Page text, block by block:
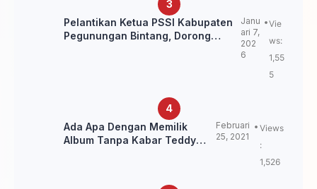
Pelantikan Ketua PSSI Kabupaten
Pegunungan Bintang, Dorong
Janu
ari 7,
202
6
Vie
ws:
1,55
5
Ada Apa Dengan Memilik
Album Tanpa Kabar Teddy
Februari
25, 2021
Views
:
1,526